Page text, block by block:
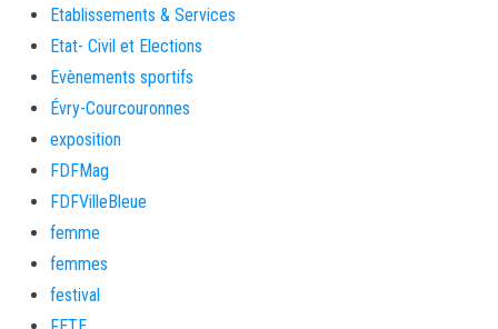
Etablissements & Services
Etat- Civil et Elections
Evènements sportifs
Évry-Courcouronnes
exposition
FDFMag
FDFVilleBleue
femme
femmes
festival